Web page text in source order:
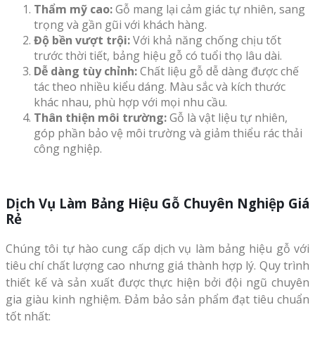
Thẩm mỹ cao:Gỗ mang lại cảm giác tự nhiên, sang
trọng và gần gũi với khách hàng.
Độ bền vượt trội:Với khả năng chống chịu tốt
trước thời tiết, bảng hiệu gỗ có tuổi thọ lâu dài.
Dễ dàng tùy chỉnh:Chất liệu gỗ dễ dàng được chế
tác theo nhiều kiểu dáng. Màu sắc và kích thước
khác nhau, phù hợp với mọi nhu cầu.
Thân thiện môi trường:Gỗ là vật liệu tự nhiên,
góp phần bảo vệ môi trường và giảm thiểu rác thải
công nghiệp.
Dịch Vụ Làm Bảng Hiệu Gỗ Chuyên Nghiệp Giá
Rẻ
Chúng tôi tự hào cung cấp dịch vụ làm bảng hiệu gỗ với
tiêu chí chất lượng cao nhưng giá thành hợp lý. Quy trình
thiết kế và sản xuất được thực hiện bởi đội ngũ chuyên
gia giàu kinh nghiệm. Đảm bảo sản phẩm đạt tiêu chuẩn
tốt nhất: